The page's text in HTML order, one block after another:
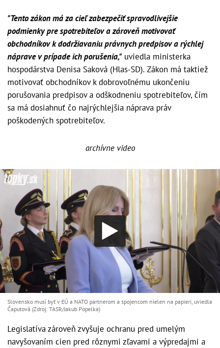
"Tento zákon má za cieľ zabezpečiť spravodlivejšie
podmienky pre spotrebiteľov a zároveň motivovať
obchodníkov k dodržiavaniu právnych predpisov a rýchlej
náprave v prípade ich porušenia," uviedla ministerka
hospodárstva Denisa Saková (Hlas-SD). Zákon má taktiež
motivovať obchodníkov k dobrovoľnému ukončeniu
porušovania predpisov a odškodneniu spotrebiteľov, čím
sa má dosiahnuť čo najrýchlejšia náprava práv
poškodených spotrebiteľov.
archívne video
Slovensko musí byť v EÚ a NATO partnerom a spojencom nielen na papieri, uviedla
Čaputová (Zdroj: TASR/Jakub Popelka)
Legislatíva zároveň zvyšuje ochranu pred umelým
navyšovaním cien pred rôznymi zľavami a výpredajmi a